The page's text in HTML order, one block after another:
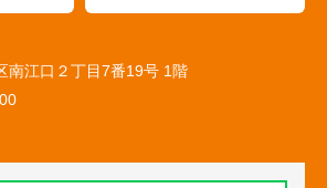
南江口２丁目7番19号 1階